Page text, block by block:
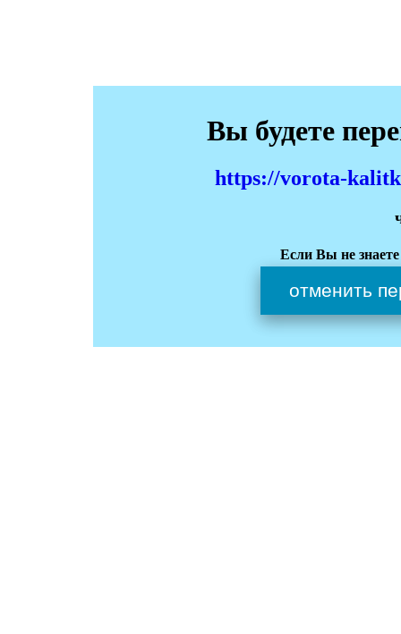
Вы будете
https://vorota-
Если Вы не
отменить